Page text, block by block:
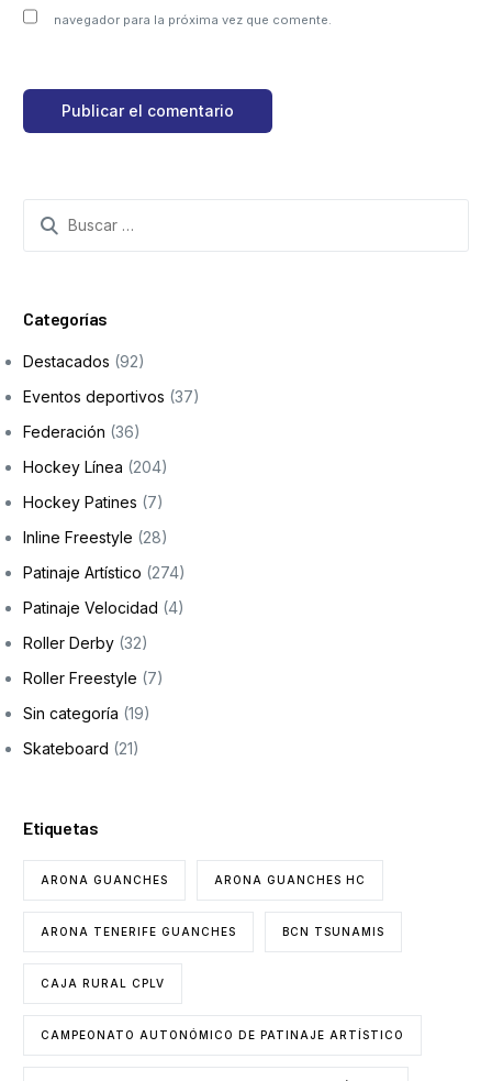
navegador para la próxima vez que comente.
Categorías
Destacados (92)
Eventos deportivos (37)
Federación (36)
Hockey Línea (204)
Hockey Patines (7)
Inline Freestyle (28)
Patinaje Artístico (274)
Patinaje Velocidad (4)
Roller Derby (32)
Roller Freestyle (7)
Sin categoría (19)
Skateboard (21)
Etiquetas
ARONA GUANCHES ARONA GUANCHES HC
ARONA TENERIFE GUANCHES BCN TSUNAMIS
CAJA RURAL CPLV
CAMPEONATO AUTONÓMICO DE PATINAJE ARTÍSTICO